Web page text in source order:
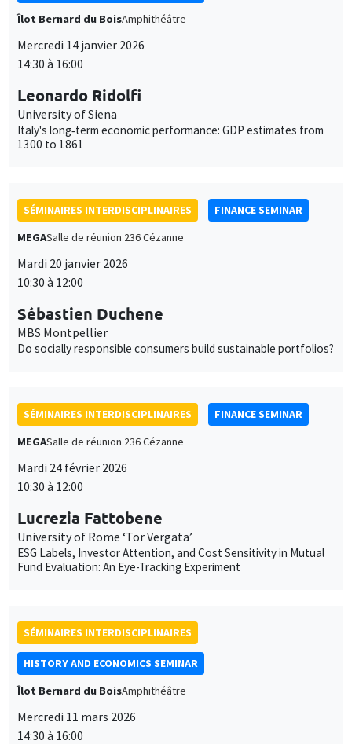
Îlot Bernard du BoisAmphithéâtre
Mercredi 14 janvier 2026
14:30 à 16:00
Leonardo Ridolfi
University of Siena
Italy's long‐term economic performance: GDP estimates from
1300 to 1861
SÉMINAIRES INTERDISCIPLINAIRES
FINANCE SEMINAR
MEGASalle de réunion 236 Cézanne
Mardi 20 janvier 2026
10:30 à 12:00
Sébastien Duchene
MBS Montpellier
Do socially responsible consumers build sustainable portfolios?
SÉMINAIRES INTERDISCIPLINAIRES
FINANCE SEMINAR
MEGASalle de réunion 236 Cézanne
Mardi 24 février 2026
10:30 à 12:00
Lucrezia Fattobene
University of Rome ‘Tor Vergata’
ESG Labels, Investor Attention, and Cost Sensitivity in Mutual
Fund Evaluation: An Eye-Tracking Experiment
SÉMINAIRES INTERDISCIPLINAIRES
HISTORY AND ECONOMICS SEMINAR
Îlot Bernard du BoisAmphithéâtre
Mercredi 11 mars 2026
14:30 à 16:00